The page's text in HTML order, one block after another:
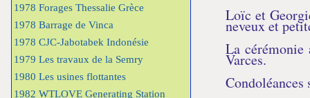
1978 Forages Thessalie Grèce
1978 Barrage de Vinca
1978 CJC-Jabotabek Indonésie
1979 Les travaux de la Semry
1980 Les usines flottantes
1982 WTLOVE Generating Station
Loïc et
neveux et
La
Varces.